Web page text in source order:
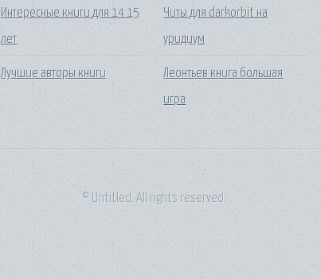
Интересные книги для 14 15
лет
Лучшие авторы книги
Читы для darkorbit на
уридиум
Леонтьев книга большая
игра
© Untitled. All rights reserved.